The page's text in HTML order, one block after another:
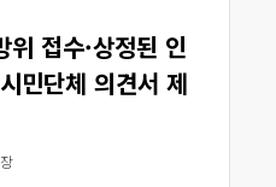
접수·상정된 인
민단체 의견서 제